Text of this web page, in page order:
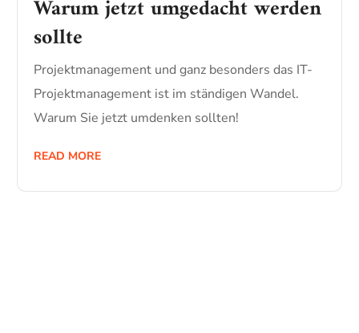
Warum jetzt umgedacht werden
sollte
Projektmanagement und ganz besonders das IT-
Projektmanagement ist im ständigen Wandel.
Warum Sie jetzt umdenken sollten!
READ MORE